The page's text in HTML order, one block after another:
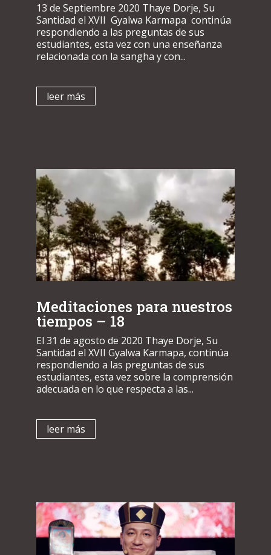
13 de Septiembre 2020 Thaye Dorje, Su
Santidad el XVII Gyalwa Karmapa continúa
respondiendo a las preguntas de sus
estudiantes, esta vez con una enseñanza
relacionada con la sangha y con...
leer más
Meditaciones para nuestros
tiempos – 18
El 31 de agosto de 2020 Thaye Dorje, Su
Santidad el XVII Gyalwa Karmapa, continúa
respondiendo a las preguntas de sus
estudiantes, esta vez sobre la comprensión
adecuada en lo que respecta a las...
leer más